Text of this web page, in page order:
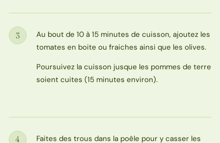
Étape
3
Au bout de 10 à 15 minutes de cuisson, ajoutez les
tomates en boite ou fraiches ainsi que les olives.
Poursuivez la cuisson jusque les pommes de terre
soient cuites (15 minutes environ).
4
Faites des trous dans la poêle pour y casser les